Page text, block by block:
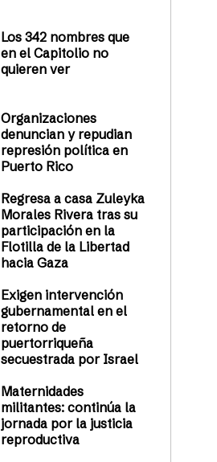
Los 342 nombres que
en el Capitolio no
quieren ver
Organizaciones
denuncian y repudian
represión política en
Puerto Rico
Regresa a casa Zuleyka
Morales Rivera tras su
participación en la
Flotilla de la Libertad
hacia Gaza
Exigen intervención
gubernamental en el
retorno de
puertorriqueña
secuestrada por Israel
Maternidades
militantes: continúa la
jornada por la justicia
reproductiva